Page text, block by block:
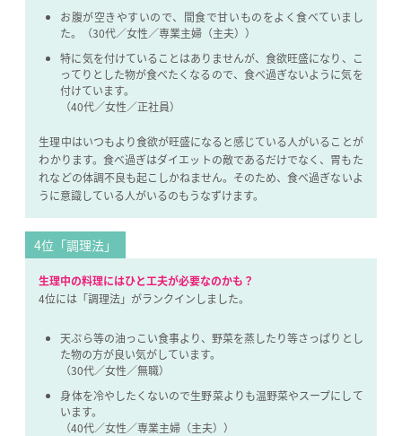
お腹が空きやすいので、間食で甘いものをよく食べていまし
た。（30代／女性／専業主婦（主夫））
特に気を付けていることはありませんが、食欲旺盛になり、こ
ってりとした物が食べたくなるので、 食べ過ぎないように気を
付けています。
（40代／女性／正社員）
生理中はいつもより食欲が旺盛になると感じている人がいることが
わかります。食べ過ぎはダイエットの敵であるだけでなく、胃もた
れなどの体調不良も起こしかねません。そのため、食べ過ぎないよ
うに意識している人がいるのもうなずけます。
4位「調理法」
生理中の料理にはひと工夫が必要なのかも？
4位には「調理法」がランクインしました。
天ぷら等の油っこい食事より、野菜を蒸したり等さっぱりとし
た物の方が良い気がしています。
（30代／女性／無職）
身体を冷やしたくないので生野菜よりも温野菜やスープにして
います。
（40代／女性／専業主婦（主夫））